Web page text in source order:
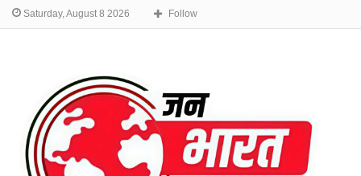
Saturday, August 8 2026 Follow